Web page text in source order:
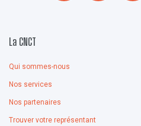
La CNCT
Qui sommes-nous
Nos services
Nos partenaires
Trouver votre représentant